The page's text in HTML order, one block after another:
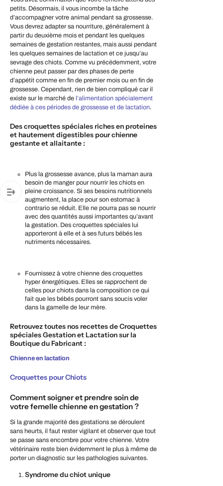
petits. Désormais, il vous incombe la tâche
d’accompagner votre animal pendant sa grossesse.
Vous devrez adapter sa nourriture, généralement à
partir du deuxième mois et pendant les quelques
semaines de gestation restantes, mais aussi pendant
les quelques semaines de lactation et ce jusqu’au
sevrage des chiots. Comme vu précédemment, votre
chienne peut passer par des phases de perte
d’appétit comme en fin de premier mois ou en fin de
grossesse. Cependant, rien de bien compliqué car il
existe sur le marché de l’alimentation spécialement
dédiée à ces périodes de grossesse et de lactation.
Des croquettes spéciales riches en proteines
et hautement digestibles pour chienne
gestante et allaitante :
Plus la grossesse avance, plus la maman aura
besoin de manger pour nourrir les chiots en
pleine croissance. Si ses besoins nutritionnels
augmentent, la place pour son estomac à
contrario se réduit. Elle ne pourra pas se nourrir
avec des quantités aussi importantes qu’avant
la gestation. Des croquettes spéciales lui
apporteront à elle et à ses futurs bébés les
nutriments nécessaires.
Fournissez à votre chienne des croquettes
hyper énergétiques. Elles se rapprochent de
celles pour chiots dans la composition ce qui
fait que les bébés pourront sans soucis voler
dans la gamelle de leur mère.
Retrouvez toutes nos recettes de Croquettes
spéciales Gestation et Lactation sur la
Boutique du Fabricant :
Chienne en lactation
Croquettes pour Chiots
Comment soigner et prendre soin de
votre femelle chienne en gestation ?
Si la grande majorité des gestations se déroulent
sans heurts, il faut rester vigilant et observer que tout
se passe sans encombre pour votre chienne. Votre
vétérinaire reste bien évidemment le plus à même de
porter un diagnostic sur les pathologies suivantes.
Syndrome du chiot unique